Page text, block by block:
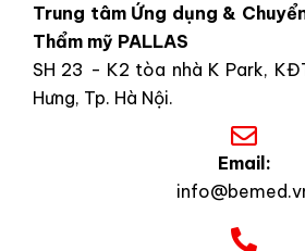
Trung tâm Ứng dụng &
Thẩm mỹ PALLAS
SH 23 - K2 tòa nhà K Park,
Hưng, Tp. Hà Nội.
Email: